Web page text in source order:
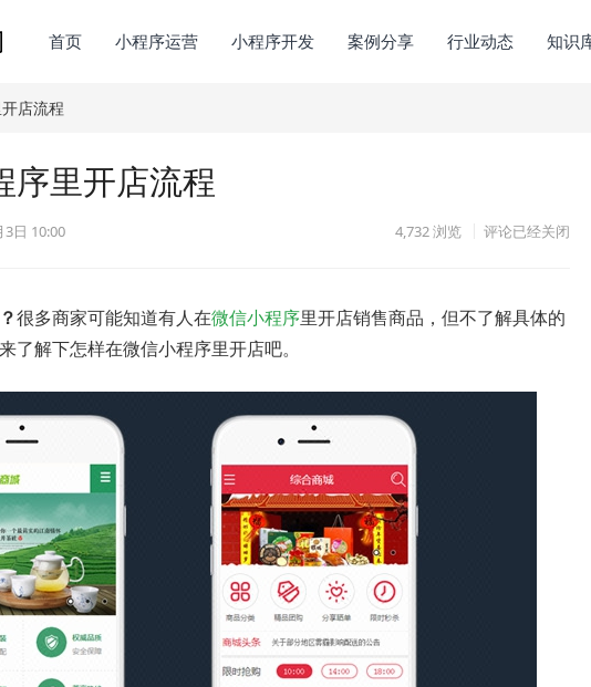
首页 小程序运营 小程序开发 案例分享 行业动态 知识
店流程
序里开店流程
3日 10:00 4,732浏览 评论已经关闭
很多商家可能知道有人在微信小程序里开店销售商品，但不了解具体的
了解下怎样在微信小程序里开店吧。